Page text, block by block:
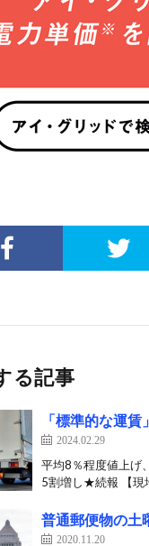
する記事
「標準的な運
2024.02.29
平均8％程度値上げ
5割増し★続報 【現
普通郵便物の土
2020.11.20